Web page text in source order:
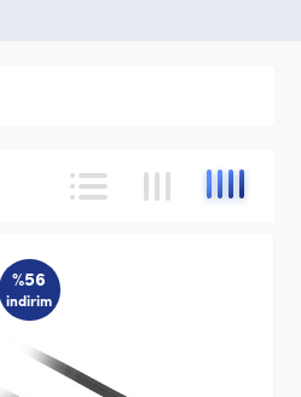
%56
indirim